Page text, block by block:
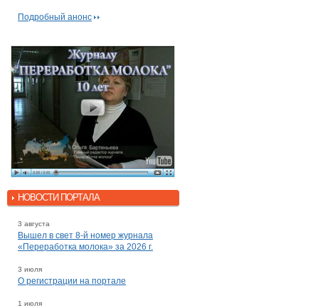
Подробный анонс
НОВОСТИ ПОРТАЛА
3 августа
Вышел в свет 8-й номер журнала
«Переработка молока» за 2026 г.
3 июля
О регистрации на портале
1 июля